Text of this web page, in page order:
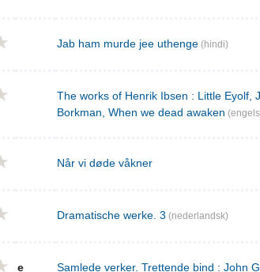
Jab ham murde jee uthenge (hindi)
The works of Henrik Ibsen : Little Eyolf,
Borkman, When we dead awaken
Når vi døde våkner
Dramatische werke. 3 (nederlandsk)
e Samlede verker. Trettende bind : John